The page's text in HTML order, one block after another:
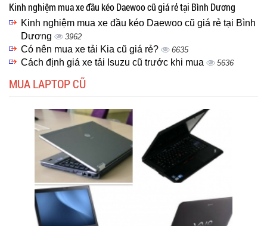
Kinh nghiệm mua xe đầu kéo Daewoo cũ giá rẻ tại Bình Dương
Kinh nghiệm mua xe đầu kéo Daewoo cũ giá rẻ tại Bình
Dương
3962
Có nên mua xe tải Kia cũ giá rẻ? 6635
Cách định giá xe tải Isuzu cũ trước khi mua 5636
MUA LAPTOP CŨ